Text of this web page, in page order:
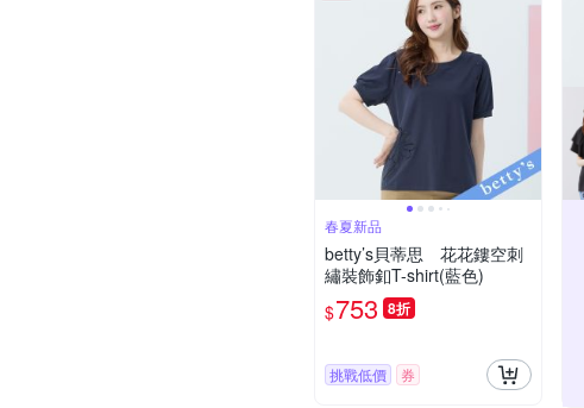
春夏新品
betty’s貝蒂思 花花鏤空刺
繡裝飾釦T-shirt(藍色)
$753 8折
挑戰低價 券